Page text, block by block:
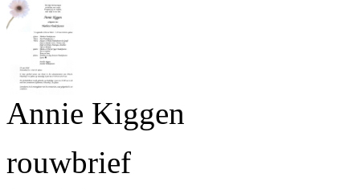
Annie Kiggen
rouwbrief